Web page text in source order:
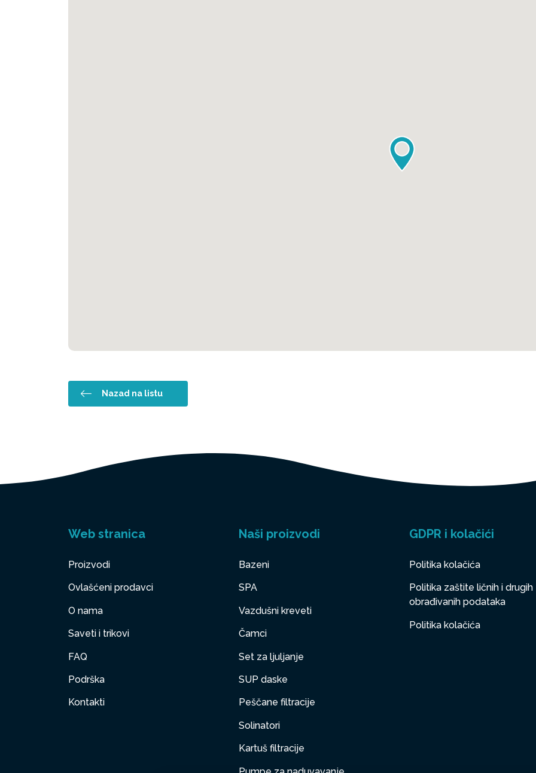
Nazad na listu
Web stranica
Proizvodi
Ovlašćeni prodavci
O nama
Saveti i trikovi
FAQ
Podrška
Kontakti
Naši proizvodi
Bazeni
SPA
Vazdušni kreveti
Čamci
Set za ljuljanje
SUP daske
Peščane filtracije
Solinatori
Kartuš filtracije
GDPR i kolačići
Politika kolačića
Politika zaštite ličnih i drugih
obrađivanih podataka
Politika kolačića